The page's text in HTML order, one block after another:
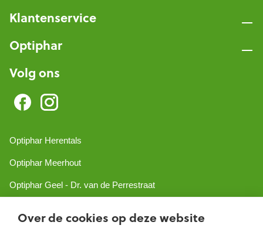
Over de cookies op deze website
Klantenservice
Optiphar
Volg ons
Optiphar Herentals
Optiphar Meerhout
Optiphar Geel - Dr. van de Perrestraat